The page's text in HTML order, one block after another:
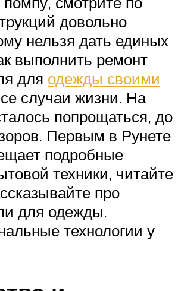
довольно
нельзя дать единых
выполнить ремонт
для одежды своими
случаи жизни. На
попрощаться, до
Первым в Рунете
подробные
техники, читайте
про
для одежды.
технологии у